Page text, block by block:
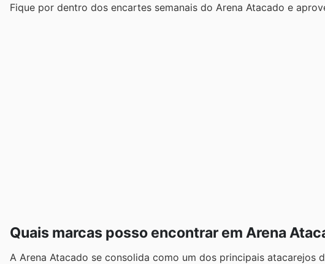
Fique por dentro dos encartes semanais do Arena Atacado e
Quais marcas posso encontrar em Arena
A Arena Atacado se consolida como um dos principais atacarejos